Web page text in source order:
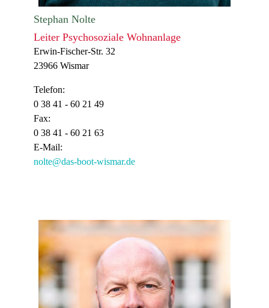
Stephan Nolte
Leiter Psychosoziale Wohnanlage
Erwin-Fischer-Str. 32
23966 Wismar
Telefon:
0 38 41 - 60 21 49
Fax:
0 38 41 - 60 21 63
E-Mail:
nolte@das-boot-wismar.de